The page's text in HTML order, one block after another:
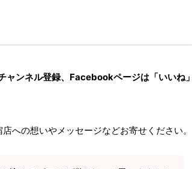
ャンネル登録、Facebookページは「いいね」
への想いやメッセージなどお寄せください。